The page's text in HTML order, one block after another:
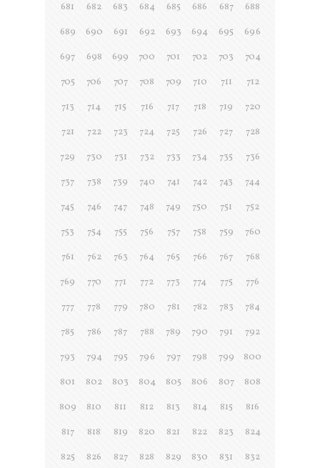
681
682 683 684 685 686 687
688
689
690 691 692 693 694 695
696
697
698 699 700 701 702 703
704
705
706 707 708 709 710 711
712
713
714 715 716 717 718 719
720
721
722 723 724 725 726 727
728
729
730 731 732 733 734 735
736
737
738 739 740 741 742 743
744
745
746 747 748 749 750 751
752
753
754 755 756 757 758 759
760
761
762 763 764 765 766 767
768
769
770 771 772 773 774 775
776
777
778 779 780 781 782 783
784
785
786 787 788 789 790 791
792
793
794 795 796 797 798 799
800
801
802 803 804 805 806 807
808
809
810 811 812 813 814 815
816
817
818 819 820 821 822 823
824
825
826 827 828 829 830 831
832